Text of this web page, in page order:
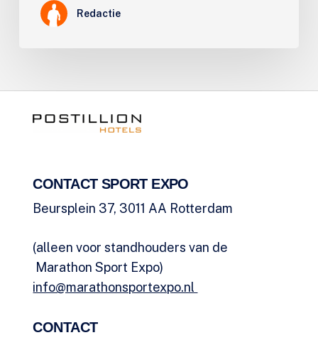
Redactie
CONTACT SPORT EXPO
Beursplein 37, 3011 AA Rotterdam
(alleen voor standhouders van de
Marathon Sport Expo)
info@marathonsportexpo.nl
CONTACT